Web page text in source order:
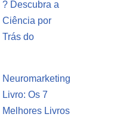
? Descubra a
Ciência por
Trás do
Neuromarketing
Livro: Os 7
Melhores Livros